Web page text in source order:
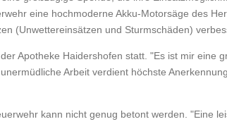
eine hochmoderne Akku-Motorsäge des
(Unwettereinsätzen und Sturmschäden)
Apotheke Haidershofen statt. "Es ist mir eine
Arbeit verdient höchste
kann nicht genug betont werden. "Eine